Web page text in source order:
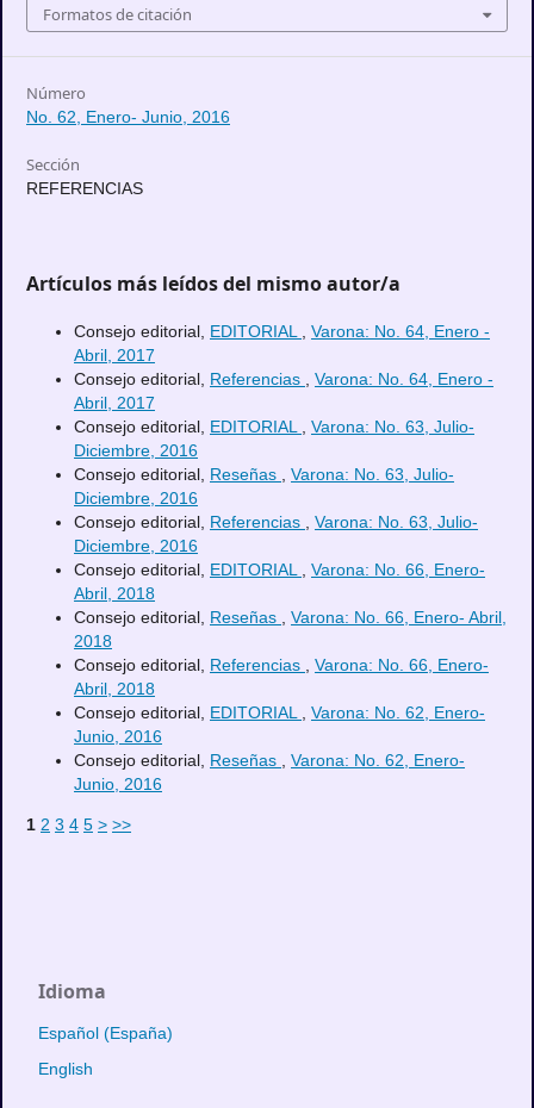
Formatos de citación
Número
No. 62, Enero- Junio, 2016
Sección
REFERENCIAS
Artículos más leídos del mismo autor/a
Consejo editorial, EDITORIAL
Varona: No. 64, Enero -
Abril, 2017
Consejo editorial, Referencias
Varona: No. 64, Enero -
Abril, 2017
Consejo editorial, EDITORIAL
Varona: No. 63, Julio-
Diciembre, 2016
Consejo editorial, Reseñas
Varona: No. 63, Julio-
Diciembre, 2016
Consejo editorial, Referencias
Varona: No. 63, Julio-
Diciembre, 2016
Consejo editorial, EDITORIAL
Varona: No. 66, Enero-
Abril, 2018
Consejo editorial, Reseñas
Varona: No. 66, Enero- Abril,
2018
Consejo editorial, Referencias
Varona: No. 66, Enero-
Abril, 2018
Consejo editorial, EDITORIAL
Varona: No. 62, Enero-
Junio, 2016
Consejo editorial, Reseñas
Varona: No. 62, Enero-
Junio, 2016
1 2 3 4 5 > >>
Idioma
Español (España)
English